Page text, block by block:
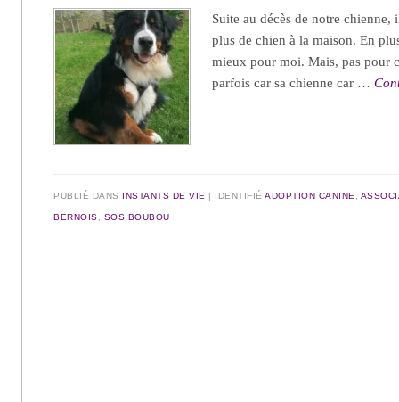
Suite au décès de notre
plus de chien à la maison. En
mieux pour moi. Mais, pas pour
parfois car sa chienne car …
PUBLIÉ DANS INSTANTS DE VIE IDENTIFIÉADOPTION CANINE
BERNOIS SOS BOUBOU